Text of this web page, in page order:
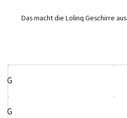
Das macht die Lolinq Geschirre aus
G
G